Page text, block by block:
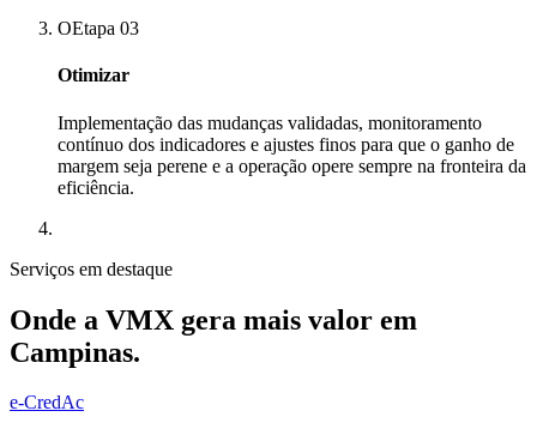
OEtapa 03
Otimizar
Implementação das mudanças validadas, monitoramento
contínuo dos indicadores e ajustes finos para que o ganho de
margem seja perene e a operação opere sempre na fronteira da
eficiência.
Serviços em destaque
Onde a VMX gera mais valor em
Campinas.
e-CredAc